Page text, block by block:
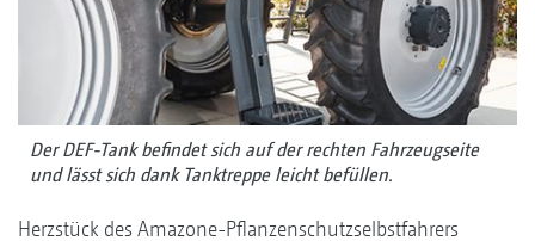
Der DEF-Tank befindet sich auf der rechten Fahrzeugseite
und lässt sich dank Tanktreppe leicht befüllen.
Herzstück des Amazone-Pflanzenschutzselbstfahrers